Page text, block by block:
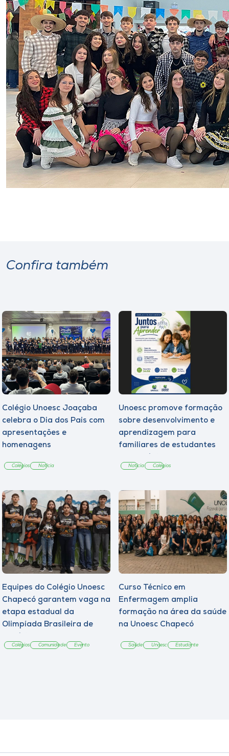
Confira também
Colégio Unoesc Joaçaba
celebra o Dia dos Pais com
apresentações e
homenagens
Colégios Notícia
Unoesc promove formação
sobre desenvolvimento e
aprendizagem para
familiares de estudantes
Notícia Colégios
Equipes do Colégio Unoesc
Chapecó garantem vaga na
etapa estadual da
Olimpíada Brasileira de
Colégios Comunidade Evento
Curso Técnico em
Enfermagem amplia
formação na área da saúde
na Unoesc Chapecó
Saúde Unoesc Estudante